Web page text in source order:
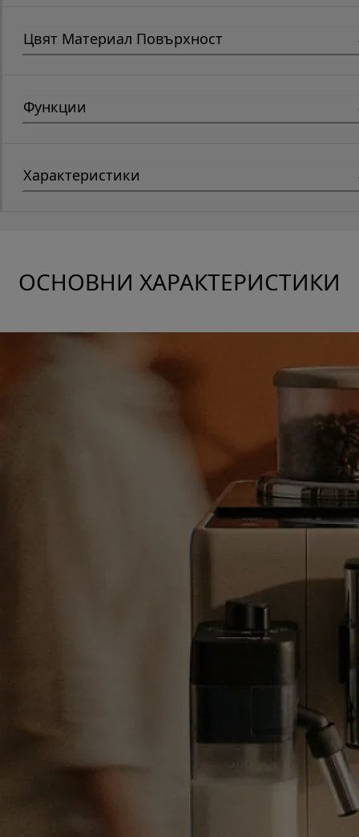
Цвят Материал Повърхност
Функции
Характеристики
ОСНОВНИ ХАРАКТЕРИСТИКИ